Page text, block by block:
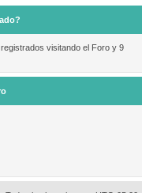
visitando el Foro y 9